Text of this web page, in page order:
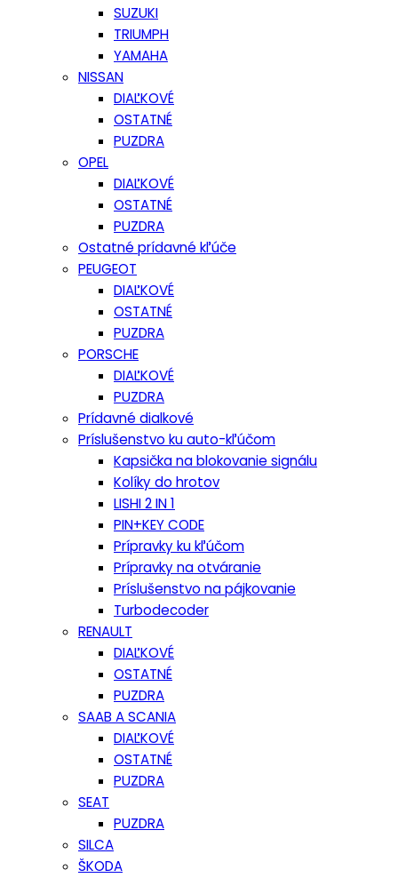
SUZUKI
TRIUMPH
YAMAHA
NISSAN
DIAĽKOVÉ
OSTATNÉ
PUZDRA
OPEL
DIAĽKOVÉ
OSTATNÉ
PUZDRA
Ostatné prídavné kľúče
PEUGEOT
DIAĽKOVÉ
OSTATNÉ
PUZDRA
PORSCHE
DIAĽKOVÉ
PUZDRA
Prídavné dialkové
Príslušenstvo ku auto-kľúčom
Kapsička na blokovanie signálu
Kolíky do hrotov
LISHI 2 IN 1
PIN+KEY CODE
Prípravky ku kľúčom
Prípravky na otváranie
Príslušenstvo na pájkovanie
Turbodecoder
RENAULT
DIAĽKOVÉ
OSTATNÉ
PUZDRA
SAAB A SCANIA
DIAĽKOVÉ
OSTATNÉ
PUZDRA
SEAT
PUZDRA
SILCA
ŠKODA